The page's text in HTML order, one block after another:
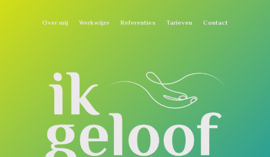
Over mij Werkwijze Referenties Tarieven Contact